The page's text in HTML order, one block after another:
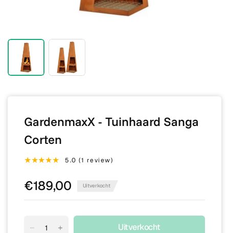
GardenmaxX - Tuinhaard Sanga
Corten
5.0 (1 review)
€189,00 Uitverkocht
Uitverkocht